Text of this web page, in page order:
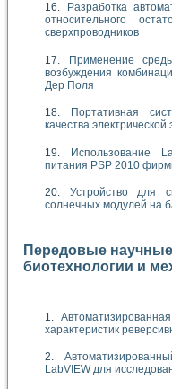
Разработка
относительного
сверхпроводников
Применение
возбуждения
Дер Поля
Портативная
качества электрической
Использование
питания PSP 2010
Устройство для
солнечных модулей на
Передовые
биотехнологии и
характеристик
LabVIEW для